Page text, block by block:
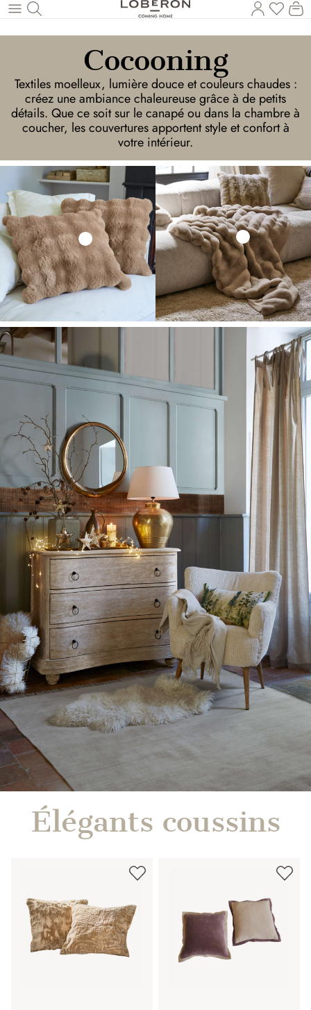
Revenir au contenu principal
Vous
Cocooning
Textiles moelleux, lumière douce et couleurs chaudes :
créez une ambiance chaleureuse grâce à de petits
détails. Que ce soit sur le canapé ou dans la chambre à
coucher, les couvertures apportent style et confort à
votre intérieur.
Élégants coussins